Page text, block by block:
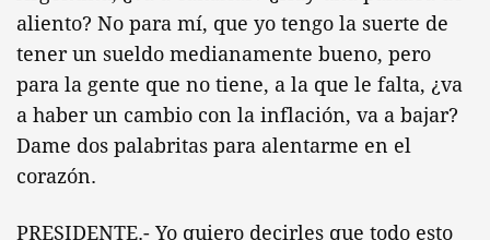
aliento? No para mí, que yo tengo la suerte de
tener un sueldo medianamente bueno, pero
para la gente que no tiene, a la que le falta, ¿va
a haber un cambio con la inflación, va a bajar?
Dame dos palabritas para alentarme en el
corazón.
PRESIDENTE.- Yo quiero decirles que todo esto